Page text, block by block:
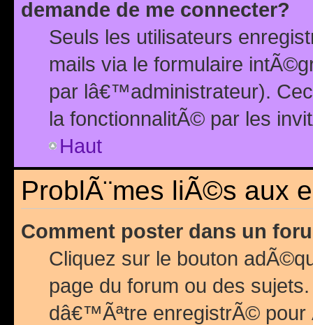
demande de me connecter?
Seuls les utilisateurs
mails via le formulaire
par lâ€™administrateur).
la fonctionnalitÃ© par les
Haut
ProblÃ¨mes liÃ©s aux
Comment poster dans un
Cliquez sur le bouton
page du forum ou des
dâ€™Ãªtre enregistrÃ©